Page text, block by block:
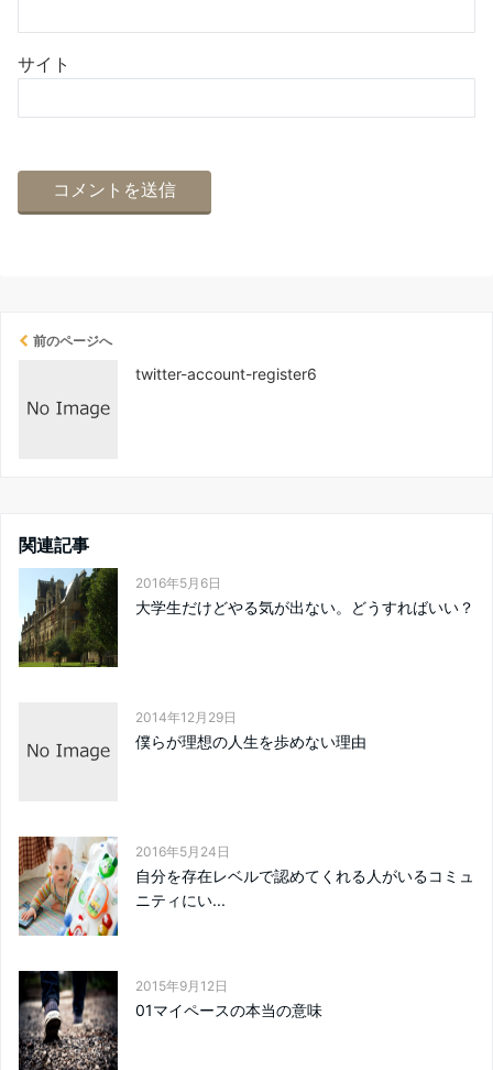
サイト
前のページへ
twitter-account-register6
関連記事
2016年5月6日
大学生だけどやる気が出ない。どうすればいい？
2014年12月29日
僕らが理想の人生を歩めない理由
2016年5月24日
自分を存在レベルで認めてくれる人がいるコミュ
ニティにい...
2015年9月12日
01マイペースの本当の意味